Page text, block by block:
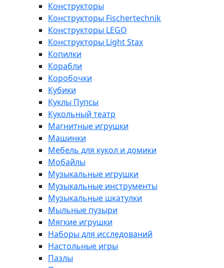
Конструкторы
Конструкторы Fisсhertechnik
Конструкторы LEGO
Конструкторы Light Stax
Копилки
Корабли
Коробочки
Кубики
Куклы Пупсы
Кукольный театр
Магнитные игрушки
Машинки
Мебель для кукол и домики
Мобайлы
Музыкальные игрушки
Музыкальные инструменты
Музыкальные шкатулки
Мыльные пузыри
Мягкие игрушки
Наборы для исследований
Настольные игры
Пазлы